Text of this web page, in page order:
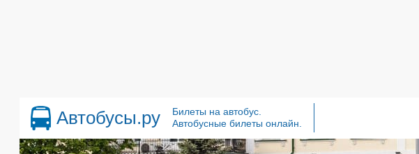
Автобусы.ру
Билеты на автобус.
Автобусные билеты онлайн.